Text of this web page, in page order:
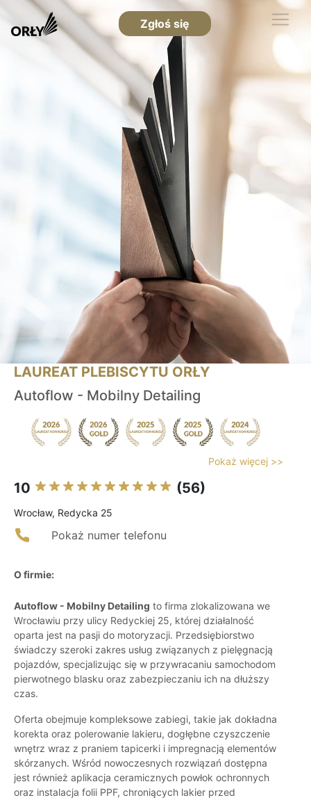
Zgłoś się
LAUREAT PLEBISCYTU ORŁY
Autoflow - Mobilny Detailing
Pokaż więcej >>
10 (56)
Wrocław, Redycka 25
Pokaż numer telefonu
O firmie:
Autoflow - Mobilny Detailing to firma zlokalizowana we
Wrocławiu przy ulicy Redyckiej 25, której działalność
oparta jest na pasji do motoryzacji. Przedsiębiorstwo
świadczy szeroki zakres usług związanych z pielęgnacją
pojazdów, specjalizując się w przywracaniu samochodom
pierwotnego blasku oraz zabezpieczaniu ich na dłuższy
czas.
Oferta obejmuje kompleksowe zabiegi, takie jak dokładna
korekta oraz polerowanie lakieru, dogłębne czyszczenie
wnętrz wraz z praniem tapicerki i impregnacją elementów
skórzanych. Wśród nowoczesnych rozwiązań dostępna
jest również aplikacja ceramicznych powłok ochronnych
oraz instalacja folii PPF, chroniących lakier przed